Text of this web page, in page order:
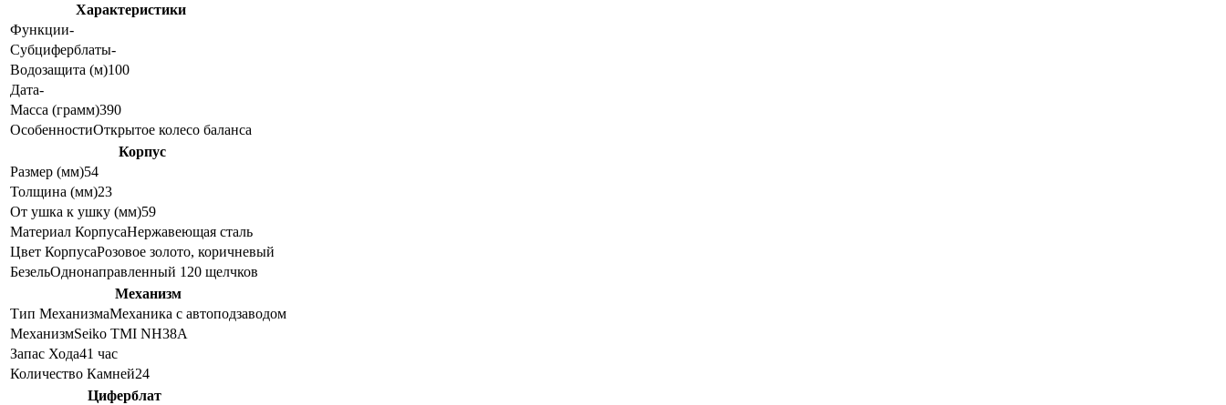
Характеристики
Функции-
Субциферблаты-
Водозащита (м)100
Дата-
Масса (грамм)390
ОсобенностиОткрытое колесо баланса
Корпус
Размер (мм)54
Толщина (мм)23
От ушка к ушку (мм)59
Материал КорпусаНержавеющая сталь
Цвет КорпусаРозовое золото, коричневый
БезельОднонаправленный 120 щелчков
Механизм
Тип МеханизмаМеханика с автоподзаводом
МеханизмSeiko TMI NH38A
Запас Хода41 час
Количество Камней24
Циферблат